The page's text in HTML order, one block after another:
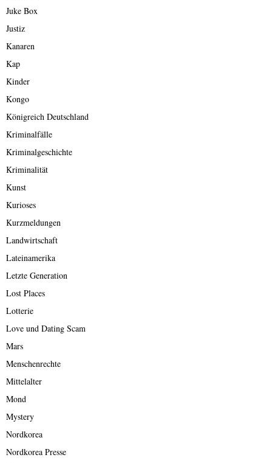
Juke Box
Justiz
Kanaren
Kap
Kinder
Kongo
Königreich Deutschland
Kriminalfälle
Kriminalgeschichte
Kriminalität
Kunst
Kurioses
Kurzmeldungen
Landwirtschaft
Lateinamerika
Letzte Generation
Lost Places
Lotterie
Love und Dating Scam
Mars
Menschenrechte
Mittelalter
Mond
Mystery
Nordkorea
Nordkorea Presse